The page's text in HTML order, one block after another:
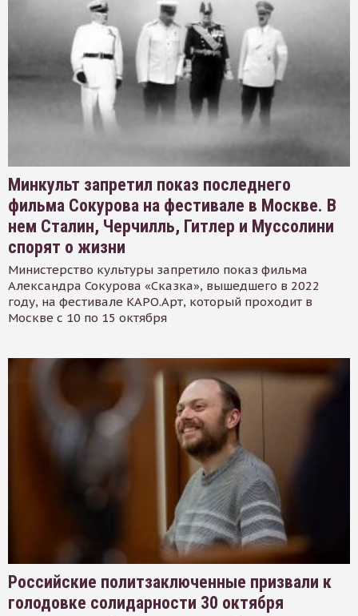
Минкульт запретил показ последнего
фильма Сокурова на фестивале в Москве. В
нем Сталин, Черчилль, Гитлер и Муссолини
спорят о жизни
Министерство культуры запретило показ фильма
Александра Сокурова «Сказка», вышедшего в 2022
году, на фестивале КАРО.Арт, который проходит в
Москве с 10 по 15 октября
Российские политзаключенные призвали к
голодовке солидарности 30 октября